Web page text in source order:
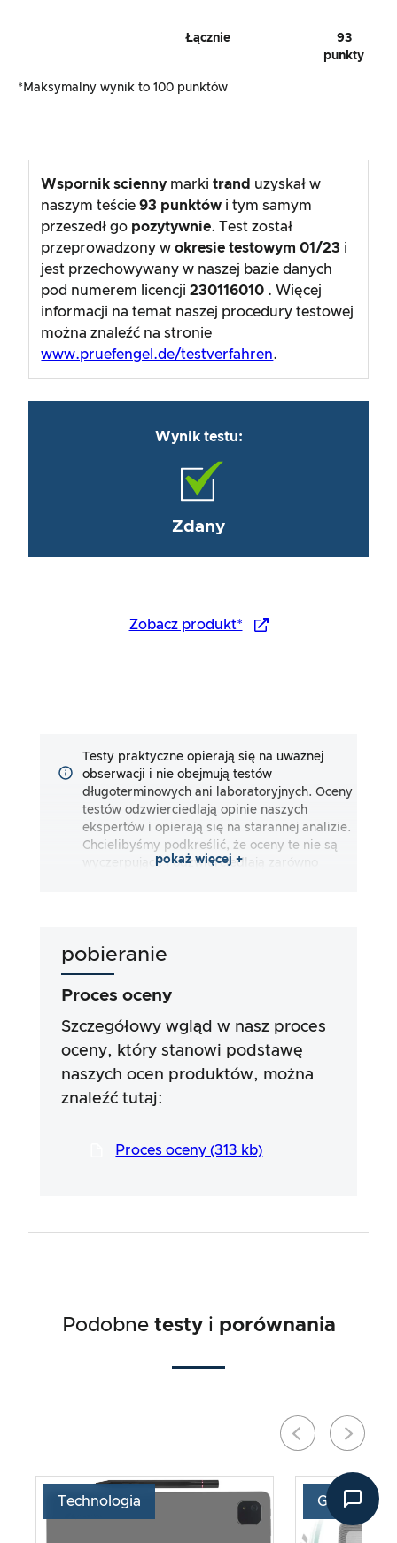
Łącznie
93
punkty
*Maksymalny wynik to 100 punktów
Wspornik scienny markitrand uzyskał w
naszym teście 93 punktów i tym samym
przeszedł go pozytywnie. Test został
przeprowadzony wokresie testowym 01/23 i
jest przechowywany w naszej bazie danych
pod numerem licencji230116010 . Więcej
informacji na temat naszej procedury testowej
można znaleźć na stronie
www.pruefengel.de/testverfahren.
Wynik testu:
Zdany
Zobacz produkt*
Testy praktyczne opierają się na uważnej
obserwacji i nie obejmują testów
długoterminowych ani laboratoryjnych. Oceny
testów odzwierciedlają opinie naszych
ekspertów i opierają się na starannej analizie.
Chcielibyśmy podkreślić, że oceny te nie są
wyczerpujące i odzwierciedlają zarówno
za dokładność lub kompletność wyników
medycznych lub konkretnych składnikach
produktów. Opieramy się na oświadczeniach
reklamowych i informacjach dostarczonych
przez producentów, ale korzystanie z tych
informacji zawsze odbywa się na własne
ryzyko. Nasze wysiłki mają na celu
profesjonalnym procesie w ścisłej współpracy
pokaż więcej +
pobieranie
Proces oceny
Szczegółowy wgląd w nasz proces
oceny, który stanowi podstawę
naszych ocen produktów, można
znaleźć tutaj:
Proces oceny (313 kb)
Podobne testy i porównania
Technologia